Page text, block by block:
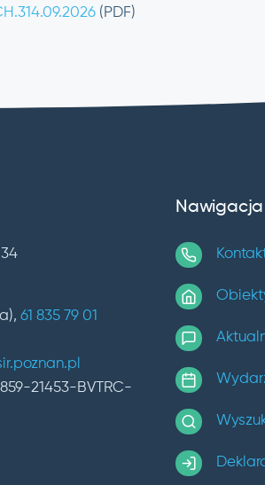
(PDF)
61 835 79 01
21453-BVTRC-
Nawigacja